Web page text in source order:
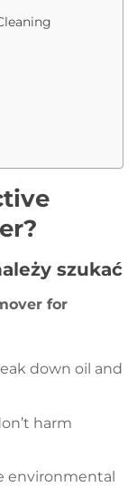
szukać
for
down oil and
harm